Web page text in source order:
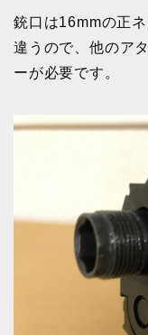
銃口は16mmの正
違うので、他のア
ーが必要です。